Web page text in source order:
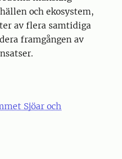
och ekosystem,
av flera samtidiga
framgången av
Sjöar och